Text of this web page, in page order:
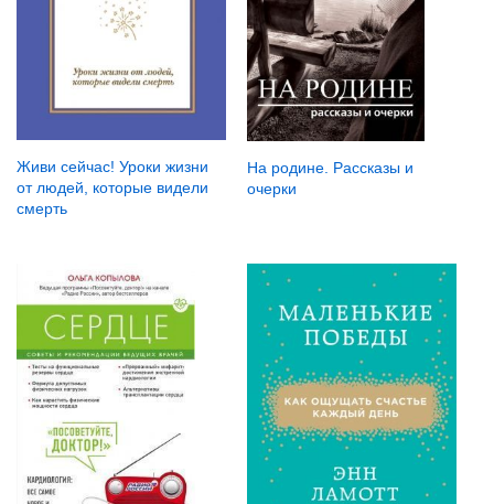
Живи сейчас! Уроки жизни
от людей, которые видели
смерть
На родине. Рассказы и
очерки